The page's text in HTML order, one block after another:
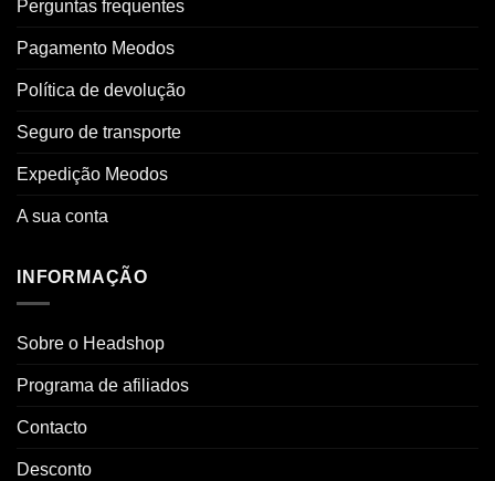
Perguntas frequentes
Pagamento Meodos
Política de devolução
Seguro de transporte
Expedição Meodos
A sua conta
INFORMAÇÃO
Sobre o Headshop
Programa de afiliados
Contacto
Desconto